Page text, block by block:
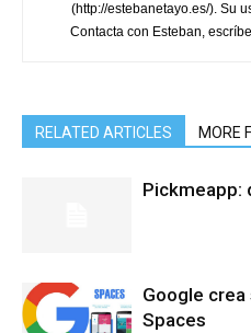
(http://estebanetayo.es/). Su
Contacta con Esteban,
RELATED ARTICLES MORE
Pickmeapp:
Google
Spaces